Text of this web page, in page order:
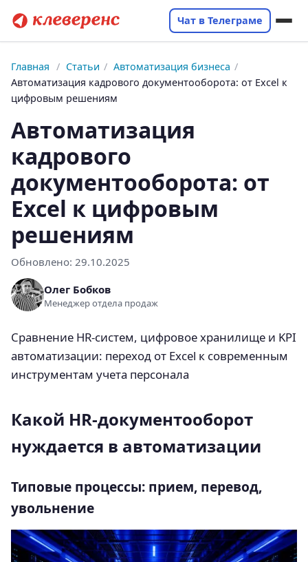
Чат в Телеграме
Главная / Статьи / Автоматизация бизнеса /
Автоматизация кадрового документооборота: от Excel к
цифровым решениям
Автоматизация
кадрового
документооборота: от
Excel к цифровым
решениям
Обновлено: 29.10.2025
Олег Бобков
Менеджер отдела продаж
Сравнение HR-систем, цифровое хранилище и KPI
автоматизации: переход от Excel к современным
инструментам учета персонала
Какой HR-документооборот
нуждается в автоматизации
Типовые процессы: прием, перевод,
увольнение